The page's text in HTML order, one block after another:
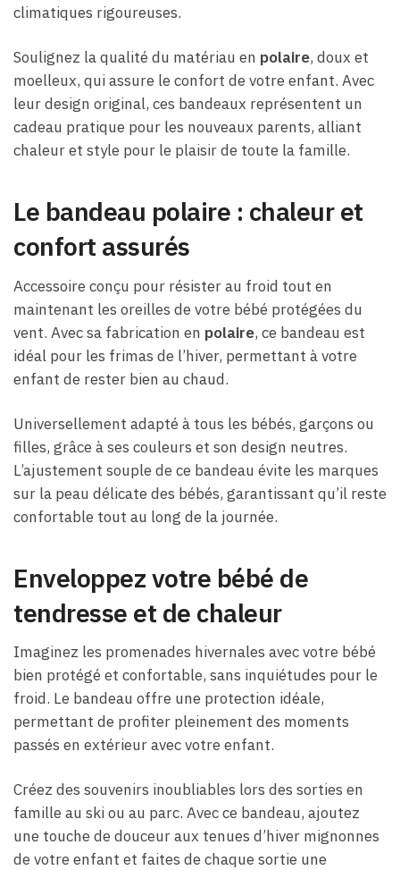
climatiques rigoureuses.
Soulignez la qualité du matériau en polaire, doux et
moelleux, qui assure le confort de votre enfant. Avec
leur design original, ces bandeaux représentent un
cadeau pratique pour les nouveaux parents, alliant
chaleur et style pour le plaisir de toute la famille.
Le bandeau polaire : chaleur et
confort assurés
Accessoire conçu pour résister au froid tout en
maintenant les oreilles de votre bébé protégées du
vent. Avec sa fabrication en polaire, ce bandeau est
idéal pour les frimas de l’hiver, permettant à votre
enfant de rester bien au chaud.
Universellement adapté à tous les bébés, garçons ou
filles, grâce à ses couleurs et son design neutres.
L’ajustement souple de ce bandeau évite les marques
sur la peau délicate des bébés, garantissant qu’il reste
confortable tout au long de la journée.
Enveloppez votre bébé de
tendresse et de chaleur
Imaginez les promenades hivernales avec votre bébé
bien protégé et confortable, sans inquiétudes pour le
froid. Le bandeau offre une protection idéale,
permettant de profiter pleinement des moments
passés en extérieur avec votre enfant.
Créez des souvenirs inoubliables lors des sorties en
famille au ski ou au parc. Avec ce bandeau, ajoutez
une touche de douceur aux tenues d’hiver mignonnes
de votre enfant et faites de chaque sortie une